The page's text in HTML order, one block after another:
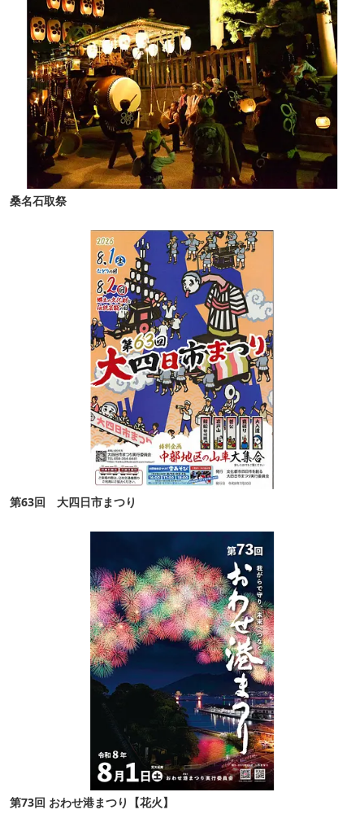
桑名石取祭
第63回 大四日市まつり
第73回 おわせ港まつり【花火】